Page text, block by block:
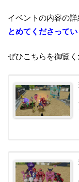
イベントの内容の詳
とめてくださってい
ぜひこちらを御覧く